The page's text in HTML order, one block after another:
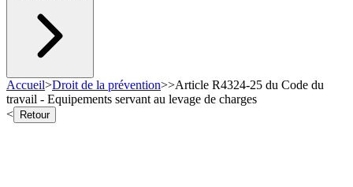
Accueil>Droit de la prévention>>Article R4324-25 du Code du
travail - Equipements servant au levage de charges
<
Retour